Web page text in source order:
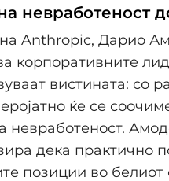
невработеност
Anthropic, Дарио
корпоративните
вистината: со
ќе се
невработеност.
дека практично
позиции во белиот